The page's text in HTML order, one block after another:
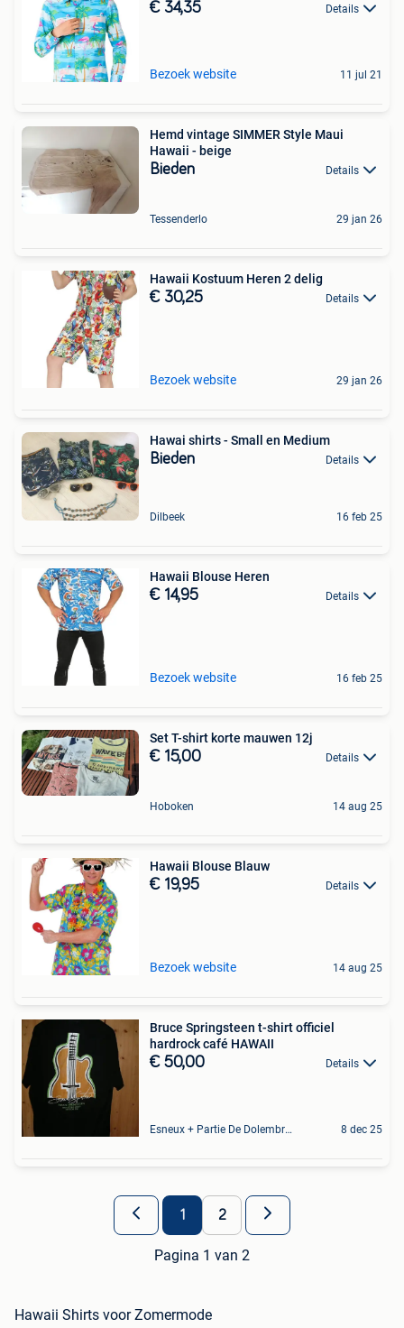
€ 34,35 Details
Bezoek website 11 jul 21
Hemd vintage SIMMER Style Maui
Hawaii - beige
Bieden Details
Tessenderlo 29 jan 26
Hawaii Kostuum Heren 2 delig
€ 30,25 Details
Bezoek website 29 jan 26
Hawai shirts - Small en Medium
Bieden Details
Dilbeek 16 feb 25
Hawaii Blouse Heren
€ 14,95 Details
Bezoek website 16 feb 25
Set T-shirt korte mauwen 12j
€ 15,00 Details
Hoboken 14 aug 25
Hawaii Blouse Blauw
€ 19,95 Details
Bezoek website 14 aug 25
Bruce Springsteen t-shirt officiel
hardrock café HAWAII
€ 50,00 Details
Esneux + Partie De Dolembreux 8 dec 25
1 2
Pagina 1 van 2
Hawaii Shirts voor Zomermode